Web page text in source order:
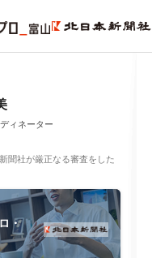
ィネーター
聞社が厳正なる審査をした
・